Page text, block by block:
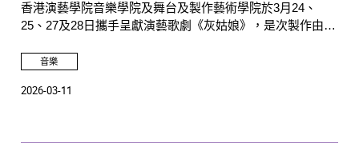
香港演藝學院音樂學院及舞台及製作藝術學院於3月24、
25、27及28日攜手呈獻演藝歌劇《灰姑娘》，是次製作由亞
音樂
2026-03-11